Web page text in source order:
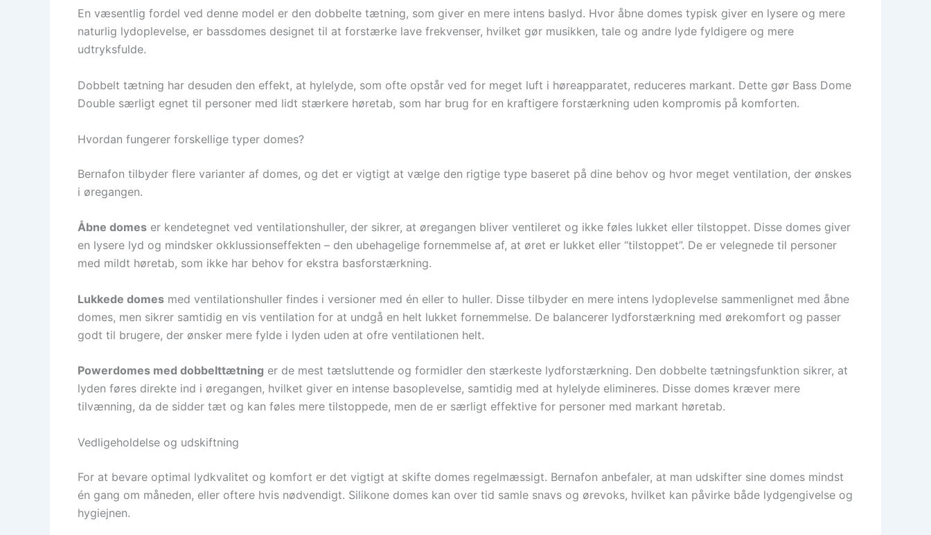
En væsentlig fordel ved denne model er den dobbelte tætning, som giver en mere intens baslyd. Hvor åbne domes typisk giver en lysere og mere
naturlig lydoplevelse, er bassdomes designet til at forstærke lave frekvenser, hvilket gør musikken, tale og andre lyde fyldigere og mere
udtryksfulde.
Dobbelt tætning har desuden den effekt, at hylelyde, som ofte opstår ved for meget luft i høreapparatet, reduceres markant. Dette gør Bass Dome
Double særligt egnet til personer med lidt stærkere høretab, som har brug for en kraftigere forstærkning uden kompromis på komforten.
Hvordan fungerer forskellige typer domes?
Bernafon tilbyder flere varianter af domes, og det er vigtigt at vælge den rigtige type baseret på dine behov og hvor meget ventilation, der ønskes
i øregangen.
Åbne domes er kendetegnet ved ventilationshuller, der sikrer, at øregangen bliver ventileret og ikke føles lukket eller tilstoppet. Disse domes giver
en lysere lyd og mindsker okklussionseffekten – den ubehagelige fornemmelse af, at øret er lukket eller “tilstoppet”. De er velegnede til personer
med mildt høretab, som ikke har behov for ekstra basforstærkning.
Lukkede domes med ventilationshuller findes i versioner med én eller to huller. Disse tilbyder en mere intens lydoplevelse sammenlignet med åbne
domes, men sikrer samtidig en vis ventilation for at undgå en helt lukket fornemmelse. De balancerer lydforstærkning med ørekomfort og passer
godt til brugere, der ønsker mere fylde i lyden uden at ofre ventilationen helt.
Powerdomes med dobbelttætning er de mest tætsluttende og formidler den stærkeste lydforstærkning. Den dobbelte tætningsfunktion sikrer, at
lyden føres direkte ind i øregangen, hvilket giver en intense basoplevelse, samtidig med at hylelyde elimineres. Disse domes kræver mere
tilvænning, da de sidder tæt og kan føles mere tilstoppede, men de er særligt effektive for personer med markant høretab.
Vedligeholdelse og udskiftning
For at bevare optimal lydkvalitet og komfort er det vigtigt at skifte domes regelmæssigt. Bernafon anbefaler, at man udskifter sine domes mindst
én gang om måneden, eller oftere hvis nødvendigt. Silikone domes kan over tid samle snavs og ørevoks, hvilket kan påvirke både lydgengivelse og
hygiejnen.